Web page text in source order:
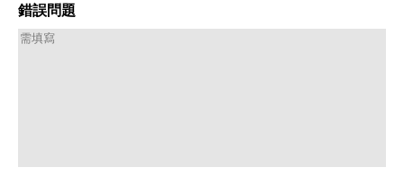
錯誤問題